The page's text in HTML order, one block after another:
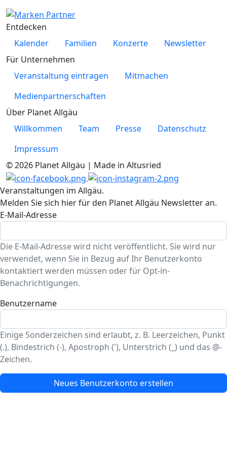
Entdecken
Kalender
Familien Konzerte
Newsletter
Für Unternehmen
Veranstaltung eintragen
Mitmachen
Medienpartnerschaften
Über Planet Allgäu
Willkommen
Team Presse
Datenschutz
Impressum
© 2026 Planet Allgäu | Made in Altusried
Veranstaltungen im Allgäu.
Melden Sie sich hier für den Planet Allgäu Newsletter an.
E-Mail-Adresse
Die E-Mail-Adresse wird nicht veröffentlicht. Sie wird nur
verwendet, wenn Sie in Bezug auf Ihr Benutzerkonto
kontaktiert werden müssen oder für Opt-in-
Benachrichtigungen.
Benutzername
Einige Sonderzeichen sind erlaubt, z. B. Leerzeichen, Punkt
(.), Bindestrich (-), Apostroph ('), Unterstrich (_) und das @-
Zeichen.